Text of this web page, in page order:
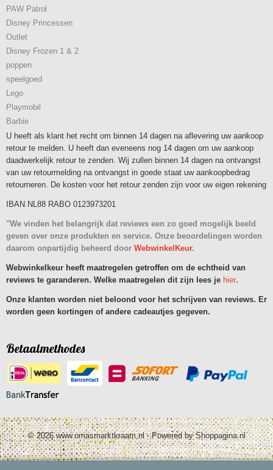
PAW Patrol
Disney Princessen
Outlet
Disney Frozen 1 & 2
poppen
speelgoed
Lego
Playmobil
Barbie
U heeft als klant het recht om binnen 14 dagen na aflevering uw aankoop
retour te melden. U heeft dan eveneens nog 14 dagen om uw aankoop
daadwerkelijk retour te zenden. Wij zullen binnen 14 dagen na ontvangst
van uw retourmelding na ontvangst in goede staat uw aankoopbedrag
retourneren. De kosten voor het retour zenden zijn voor uw eigen rekening
IBAN NL88 RABO 0123973201
"We vinden het belangrijk dat reviews een zo goed mogelijk beeld
geven over onze produkten en service. Onze beoordelingen worden
daarom onpartijdig beheerd door WebwinkelKeur.
Webwinkelkeur heeft maatregelen getroffen om de echtheid van
reviews te garanderen. Welke maatregelen dit zijn lees je hier.
Onze klanten worden niet beloond voor het schrijven van reviews. Er
worden geen kortingen of andere cadeautjes gegeven.
Betaalmethodes
© 2026 www.omasmarktkraam.nl - Powered by Shoppagina.nl